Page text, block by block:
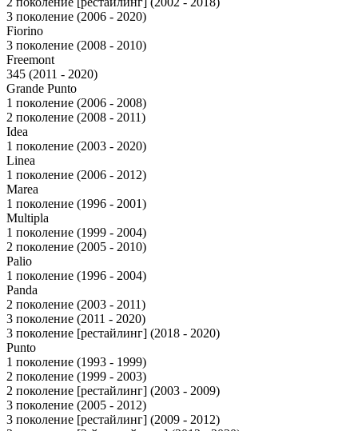
3 поколение (2006 - 2020)
Fiorino
3 поколение (2008 - 2010)
Freemont
345 (2011 - 2020)
Grande Punto
1 поколение (2006 - 2008)
2 поколение (2008 - 2011)
Idea
1 поколение (2003 - 2020)
Linea
1 поколение (2006 - 2012)
Marea
1 поколение (1996 - 2001)
Multipla
1 поколение (1999 - 2004)
2 поколение (2005 - 2010)
Palio
1 поколение (1996 - 2004)
Panda
2 поколение (2003 - 2011)
3 поколение (2011 - 2020)
3 поколение [рестайлинг] (2018 - 2020)
Punto
1 поколение (1993 - 1999)
2 поколение (1999 - 2003)
2 поколение [рестайлинг] (2003 - 2009)
3 поколение (2005 - 2012)
3 поколение [рестайлинг] (2009 - 2012)